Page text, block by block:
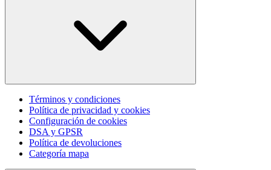
Términos y condiciones
Política de privacidad y cookies
Configuración de cookies
DSA y GPSR
Política de devoluciones
Categoría mapa